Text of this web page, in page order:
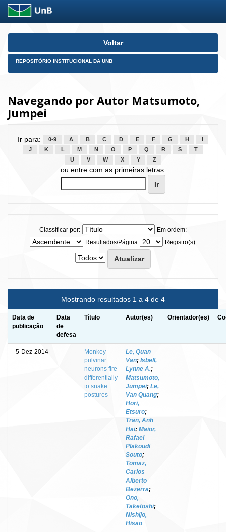
Skip
Voltar
REPOSITÓRIO INSTITUCIONAL DA UNB
Navegando por Autor Matsumoto,
Jumpei
Ir para: 0-9 A B C D E F G H
J
K L M N O P Q R S
T
U
V W X Y Z
ou entre com as primeiras letras:
Classificar por:
Em ordem:
Resultados/Página
Registro(s):
Mostrando resultados 1 a 4 de 4
Data de
publicação
Data
de
defesa
Título Autor(es) Orientador(es)
5-Dez-2014 -
Monkey
pulvinar
neurons fire
differentially
to snake
postures
Le, Quan
Van; Isbell,
Lynne A.;
Matsumoto,
Jumpei; Le,
Van Quang;
Hori,
Etsuro;
Tran, Anh
Hai; Maior,
Rafael
Plakoudi
Souto;
Tomaz,
Carlos
Alberto
Bezerra;
Ono,
Taketoshi;
Nishijo,
Hisao
- -